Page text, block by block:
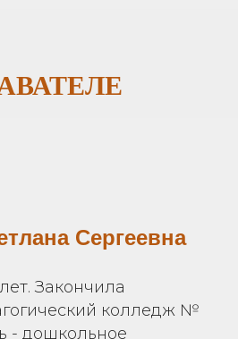
Сергеевна
Закончила
колледж №
- дошкольное